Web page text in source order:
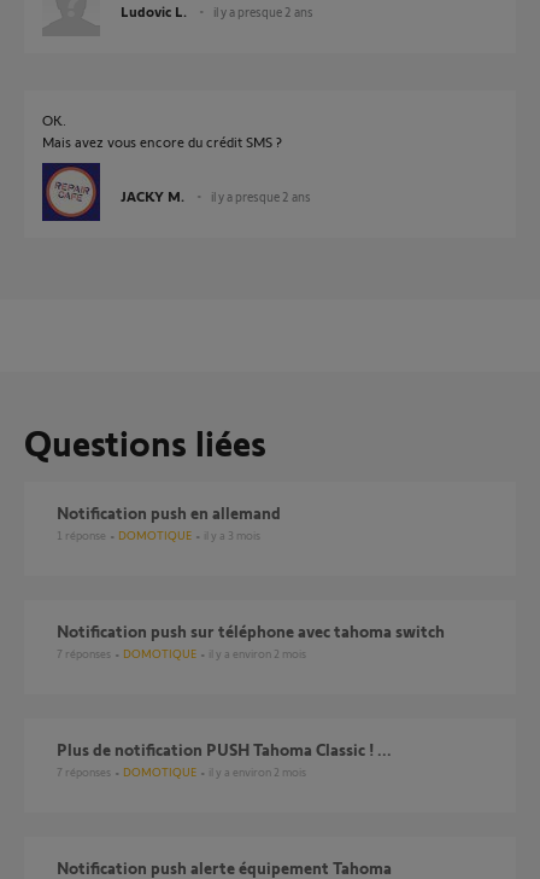
Ludovic L. il y a presque 2 ans
OK.
Mais avez vous encore du crédit SMS ?
JACKY M. il y a presque 2 ans
Questions liées
Notification push en allemand
1 réponse DOMOTIQUE il y a 3 mois
Notification push sur téléphone avec tahoma switch
7 réponses DOMOTIQUE il y a environ 2 mois
Plus de notification PUSH Tahoma Classic ! ...
7 réponses DOMOTIQUE il y a environ 2 mois
Notification push alerte équipement Tahoma